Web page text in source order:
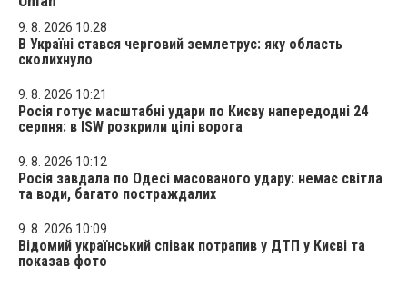
9. 8. 2026 10:28
В Україні стався черговий землетрус: яку область
сколихнуло
9. 8. 2026 10:21
Росія готує масштабні удари по Києву напередодні 24
серпня: в ISW розкрили цілі ворога
9. 8. 2026 10:12
Росія завдала по Одесі масованого удару: немає світла
та води, багато постраждалих
9. 8. 2026 10:09
Відомий український співак потрапив у ДТП у Києві та
показав фото